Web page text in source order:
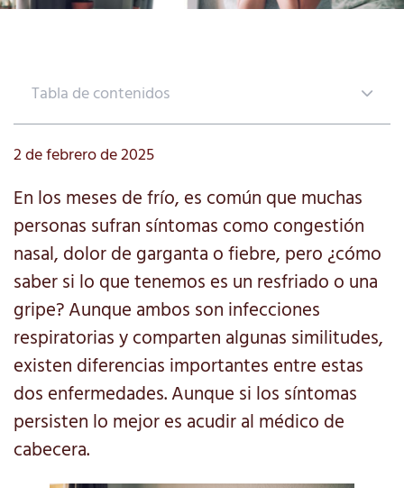
Tabla de contenidos
2 de febrero de 2025
En los meses de frío, es común que muchas
personas sufran síntomas como congestión
nasal, dolor de garganta o fiebre, pero ¿cómo
saber si lo que tenemos es un resfriado o una
gripe? Aunque ambos son infecciones
respiratorias y comparten algunas similitudes,
existen diferencias importantes entre estas
dos enfermedades. Aunque si los síntomas
persisten lo mejor es acudir al médico de
cabecera.